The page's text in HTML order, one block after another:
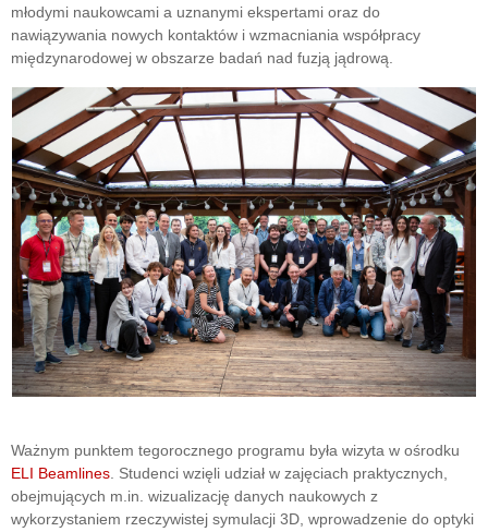
młodymi naukowcami a uznanymi ekspertami oraz do
nawiązywania nowych kontaktów i wzmacniania współpracy
międzynarodowej w obszarze badań nad fuzją jądrową.
Ważnym punktem tegorocznego programu była wizyta w ośrodku
ELI Beamlines. Studenci wzięli udział w zajęciach praktycznych,
obejmujących m.in. wizualizację danych naukowych z
wykorzystaniem rzeczywistej symulacji 3D, wprowadzenie do optyki